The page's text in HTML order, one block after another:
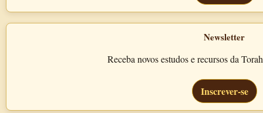
Newsletter
Receba novos estudos e recursos da
Inscrever-se